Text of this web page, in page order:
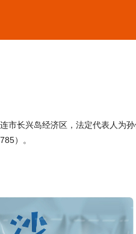
长兴岛经济区，法定代表人为
）。